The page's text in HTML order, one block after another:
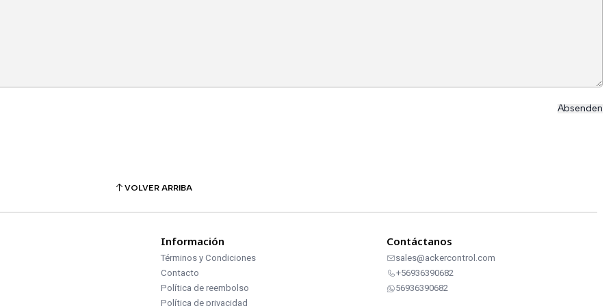
VOLVER ARRIBA
Información
Términos y Condiciones
Contacto
Política de reembolso
Política de privacidad
Contáctanos
sales@ackercontrol.com
+56936390682
56936390682